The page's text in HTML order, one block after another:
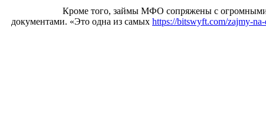
Кроме того, займы МФО сопряжены с огромными
документами. «Это одна из самых https://bitswyft.com/zajmy-